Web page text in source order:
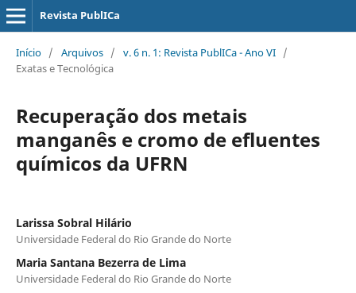
Revista PublICa
Início / Arquivos / v. 6 n. 1: Revista PublICa - Ano VI /
Exatas e Tecnológica
Recuperação dos metais
manganês e cromo de efluentes
químicos da UFRN
Larissa Sobral Hilário
Universidade Federal do Rio Grande do Norte
Maria Santana Bezerra de Lima
Universidade Federal do Rio Grande do Norte